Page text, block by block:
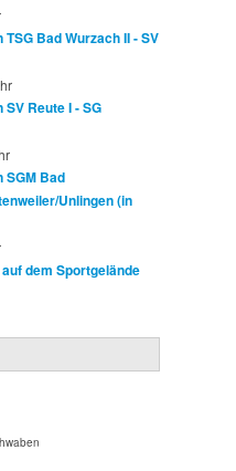
Bad Wurzach II - SV
Reute I - SG
SGM Bad
Unlingen (in
dem Sportgelände